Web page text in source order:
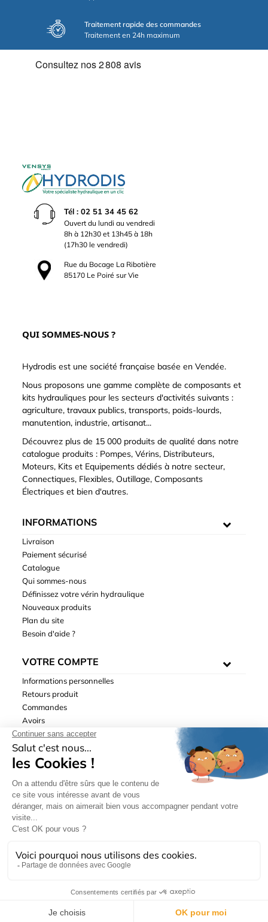
Traitement rapide des commandes
Traitement en 24h maximum
Tél : 02 51 34 45 62
Ouvert du lundi au vendredi
8h à 12h30 et 13h45 à 18h
(17h30 le vendredi)
Rue du Bocage La Ribotière
85170 Le Poiré sur Vie
QUI SOMMES-NOUS ?
Hydrodis est une société française basée en Vendée.
Nous proposons une gamme complète de composants et
kits hydrauliques pour les secteurs d'activités suivants :
agriculture, travaux publics, transports, poids-lourds,
manutention, industrie, artisanat...
Découvrez plus de 15 000 produits de qualité dans notre
catalogue produits : Pompes, Vérins, Distributeurs,
Moteurs, Kits et Equipements dédiés à notre secteur,
Connectiques, Flexibles, Outillage, Composants
Électriques et bien d'autres.
INFORMATIONS
Livraison
Paiement sécurisé
Catalogue
Qui sommes-nous
Définissez votre vérin hydraulique
Nouveaux produits
Plan du site
Besoin d'aide ?
VOTRE COMPTE
Informations personnelles
Retours produit
Commandes
Avoirs
Adresses
Bons de réduction
de ventes| © Hydrodis 2003-2026. Tous droits réservés